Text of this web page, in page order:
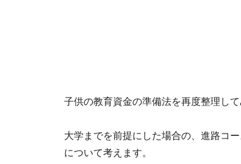
子供の教育資金の準備法を再度整理して
大学までを前提にした場合の、進路コ
について考えます。